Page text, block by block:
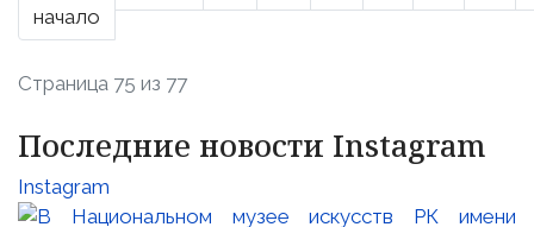
начало
Страница 75 из 77
Последние новости Instagram
Instagram